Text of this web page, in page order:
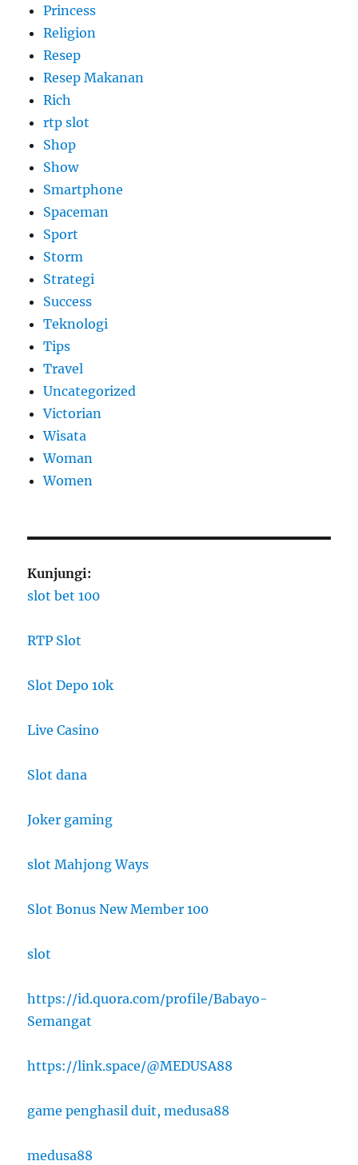
Princess
Religion
Resep
Resep Makanan
Rich
rtp slot
Shop
Show
Smartphone
Spaceman
Sport
Storm
Strategi
Success
Teknologi
Tips
Travel
Uncategorized
Victorian
Wisata
Woman
Women
Kunjungi:
slot bet 100
RTP Slot
Slot Depo 10k
Live Casino
Slot dana
Joker gaming
slot Mahjong Ways
Slot Bonus New Member 100
slot
https://id.quora.com/profile/Babayo-
Semangat
https://link.space/@MEDUSA88
game penghasil duit, medusa88
medusa88